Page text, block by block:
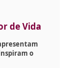
de Vida
o